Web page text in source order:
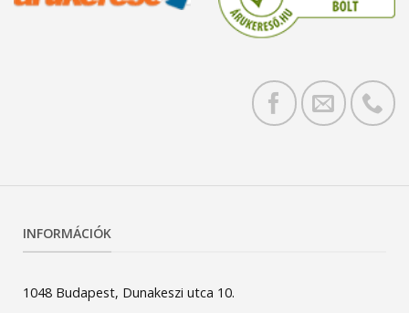
INFORMÁCIÓK
1048 Budapest, Dunakeszi utca 10.